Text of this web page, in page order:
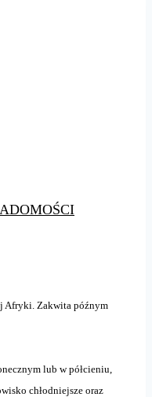
Afryki. Zakwita późnym
lub w półcieniu,
chłodniejsze oraz